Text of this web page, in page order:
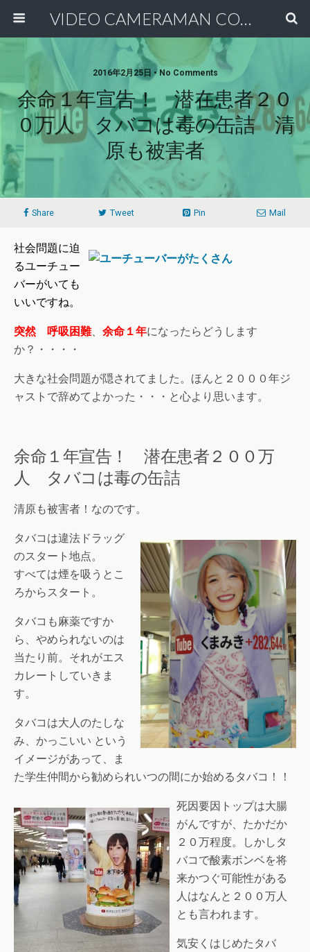
VIDEO CAMERAMAN COMMUNITY
2016年2月25日 • No Comments
余命１年宣告！ 潜在患者２０
０万人 タバコは毒の缶詰 清
原も被害者
Share Tweet Pin Mail
社会問題に迫
るユーチュー
バーがいても
いいですね。
突然 呼吸困難、 余命１年になったらどうします
か？・・・・
大きな社会問題が隠されてました。ほんと２０００年ジ
ャストで辞めてよかった・・・と心より思います。
余命１年宣告！ 潜在患者２００万
人 タバコは毒の缶詰
清原も被害者！なのです。
タバコは違法ドラッグ
のスタート地点。
すべては煙を吸うとこ
ろからスタート。
タバコも麻薬ですか
ら、やめられないのは
当たり前。それがエス
カレートしていきま
す。
タバコは大人のたしな
み、かっこいい という
イメージがあって、ま
た学生仲間から勧められいつの間にか始めるタバコ！！
死因要因トップは大腸
がんですが、たかだか
２０万程度。しかしタ
バコで酸素ボンベを将
来かつぐ可能性がある
人はなんと２００万人
とも言われます。
気安くはじめたタバ